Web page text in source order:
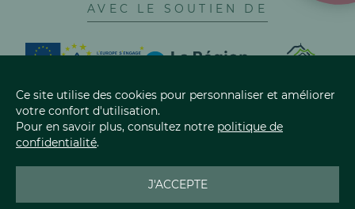
AVEC LE SOUTIEN DE
LES CINQ FROMAGES AOP
AOP CANTAL
Ce site utilise des cookies pour personnaliser et améliorer
votre confort d'utilisation.
Pour en savoir plus, consultez notre politique de
confidentialité.
J'ACCEPTE